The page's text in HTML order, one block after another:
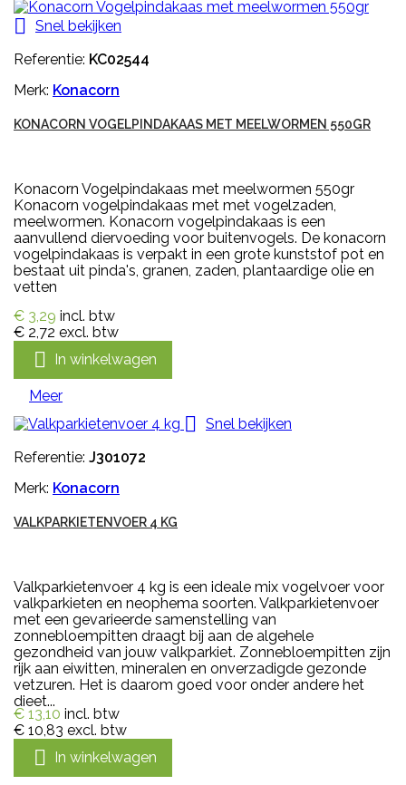

Snel bekijken
Referentie: KC02544
Merk: Konacorn
KONACORN VOGELPINDAKAAS MET MEELWORMEN 550GR
Konacorn Vogelpindakaas met meelwormen 550gr
Konacorn vogelpindakaas met met vogelzaden,
meelwormen. Konacorn vogelpindakaas is een
aanvullend diervoeding voor buitenvogels. De konacorn
vogelpindakaas is verpakt in een grote kunststof pot en
bestaat uit pinda's, granen, zaden, plantaardige olie en
vetten
€ 3,29 incl. btw
€ 2,72 excl. btw
 In winkelwagen
Meer

Snel bekijken
Referentie: J301072
Merk: Konacorn
VALKPARKIETENVOER 4 KG
Valkparkietenvoer 4 kg is een ideale mix vogelvoer voor
valkparkieten en neophema soorten. Valkparkietenvoer
met een gevarieerde samenstelling van
zonnebloempitten draagt bij aan de algehele
gezondheid van jouw valkparkiet. Zonnebloempitten zijn
rijk aan eiwitten, mineralen en onverzadigde gezonde
vetzuren. Het is daarom goed voor onder andere het
dieet...
€ 13,10 incl. btw
€ 10,83 excl. btw
 In winkelwagen